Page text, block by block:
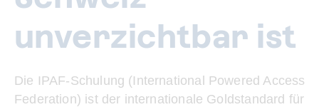
unverzichtbar ist
Die IPAF-Schulung (International Powered Access
Federation) ist der internationale Goldstandard für